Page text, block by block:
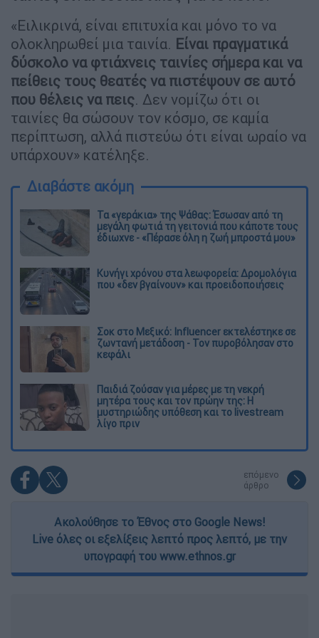
«Ειλικρινά, είναι επιτυχία και μόνο το να
ολοκληρωθεί μια ταινία. Είναι πραγματικά
δύσκολο να φτιάχνεις ταινίες σήμερα και να
πείθεις τους θεατές να πιστέψουν σε αυτό
που θέλεις να πεις. Δεν νομίζω ότι οι
ταινίες θα σώσουν τον κόσμο, σε καμία
περίπτωση, αλλά πιστεύω ότι είναι ωραίο να
υπάρχουν» κατέληξε.
Διαβάστε ακόμη
Τα «γεράκια» της Ψάθας: Έσωσαν από τη
μεγάλη φωτιά τη γειτονιά που κάποτε τους
έδιωχνε - «Πέρασε όλη η ζωή μπροστά μου»
Κυνήγι χρόνου στα λεωφορεία: Δρομολόγια
που «δεν βγαίνουν» και προειδοποιήσεις
Σοκ στο Μεξικό: Influencer εκτελέστηκε σε
ζωντανή μετάδοση - Τον πυροβόλησαν στο
κεφάλι
Παιδιά ζούσαν για μέρες με τη νεκρή
μητέρα τους και τον πρώην της: Η
μυστηριώδης υπόθεση και το livestream
λίγο πριν
επόμενο
άρθρο
Ακολούθησε το Έθνος στο Google News!
Live όλες οι εξελίξεις λεπτό προς λεπτό, με την
υπογραφή του www.ethnos.gr